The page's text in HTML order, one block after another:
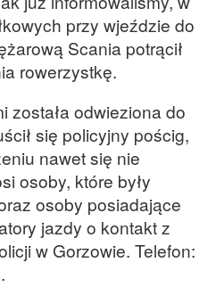
przy wjeździe do
Scania potrącił
rowerzystkę.
została odwieziona do
się policyjny pościg,
nawet się nie
osoby, które były
osoby posiadające
jazdy o kontakt z
w Gorzowie. Telefon: